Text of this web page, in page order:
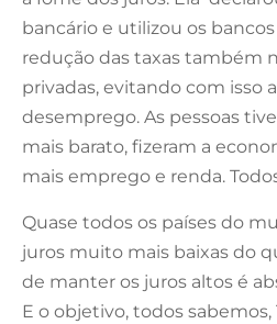
bancário e utilizou os
redução das taxas também
privadas, evitando com isso
desemprego. As pessoas
mais barato, fizeram a
mais emprego e renda.
Quase todos os países do
juros muito mais baixas do
de manter os juros altos é
E o objetivo, todos